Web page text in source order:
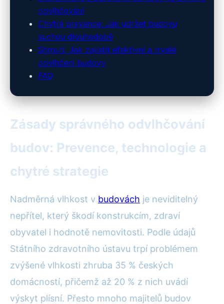
odvlhčování
Chytrá prevence: Jak udržet budovu
suchou dlouhodobě
Shrnutí: Jak zajistit efektivní a trvalé
odvlhčení budovy
FAQ
Zásady správného odvlhčování
budov: Prevence, technologie a
chytré strategie
Nadměrná vlhkost v budovách je neviditelný
nepřítel, který škodí konstrukcím, zdraví
obyvatel i hodnotě nemovitosti. Podle údajů
Státního zdravotního ústavu trpí problémem
zvýšené vlhkosti zhruba 35 % českých
domácností, přičemž až 20 % z nich uvádí
výskyt plísní. Přesto mnoho majitelů budov